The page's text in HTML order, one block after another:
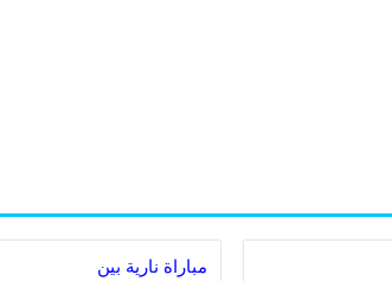
مباراة نارية بين